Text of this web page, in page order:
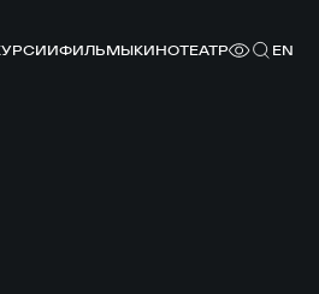
ФИЛЬМЫКИНОТЕАТР EN